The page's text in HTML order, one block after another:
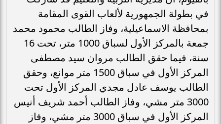
في بطولة الجمهورية لألعاب القوى المقامة
بمحافظة الاسماعيلية، وفاز الطالب محمود محمد
جمعة بالمركز الأول لسباق 1000 متر، تحت 16
سنة، فيما حقق الطالب مروان سيد مصطفى
المركز الأول في سباق 1500 متر موانع، وحقق
الطالب يوسف عادل مجدي المركز الأول تحت
3000 متر مشي، وفاز الطالب أحمد شريف أنيس
المركز الأول في سباق 3000 متر مشي، وفاز